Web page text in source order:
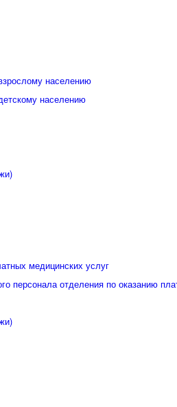
населению
населению
медицинских услуг
персонала отделения по оказанию